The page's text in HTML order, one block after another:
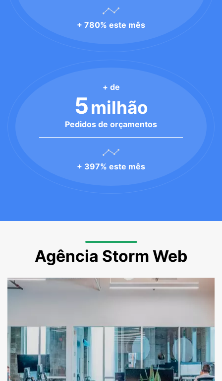
+ 780% este mês
+ de
5milhão
Pedidos de orçamentos
+ 397% este mês
Agência Storm Web